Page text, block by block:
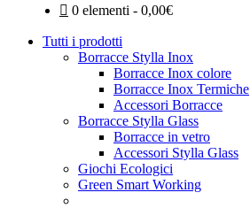
0 elementi
0,00€
Tutti i prodotti
Borracce Stylla Inox
Borracce Inox colore
Borracce Inox Termiche
Accessori Borracce
Borracce Stylla Glass
Borracce in vetro
Accessori Stylla Glass
Giochi Ecologici
Green Smart Working